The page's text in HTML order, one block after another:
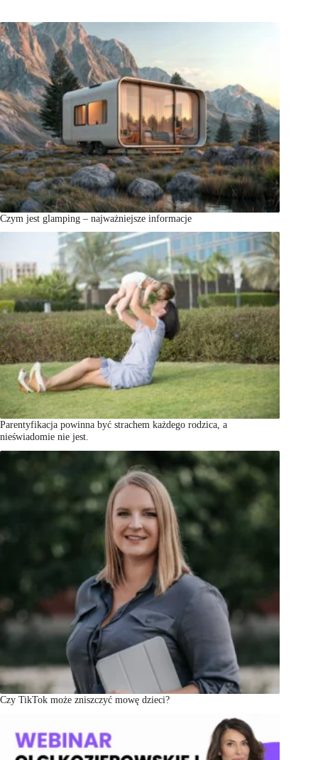
Czym jest glamping – najważniejsze informacje
Parentyfikacja powinna być strachem każdego rodzica, a
nieświadomie nie jest.
Czy TikTok może zniszczyć mowę dzieci?